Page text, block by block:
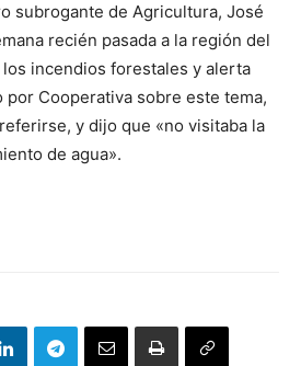
subrogante de Agricultura, José
recién pasada a la región del
incendios forestales y alerta
por Cooperativa sobre este tema,
y dijo que «no visitaba la
de agua».